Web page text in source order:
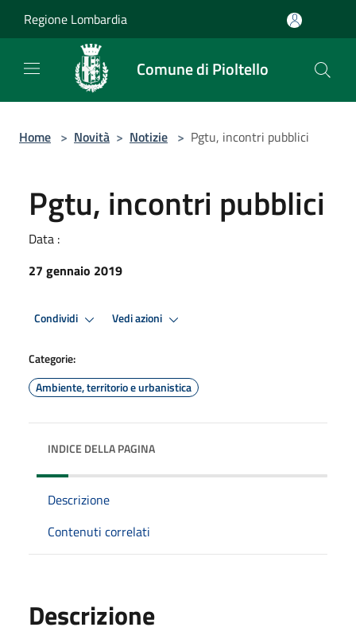
Regione Lombardia
Comune di Pioltello
Home > Novità > Notizie > Pgtu, incontri pubblici
Pgtu, incontri pubblici
Data :
27 gennaio 2019
Condividi Vedi azioni
Categorie:
Ambiente, territorio e urbanistica
INDICE DELLA PAGINA
Descrizione
Contenuti correlati
Descrizione